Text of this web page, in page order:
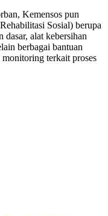
Kemensos pun
Sosial) berupa
dasar, alat kebersihan
berbagai bantuan
terkait proses